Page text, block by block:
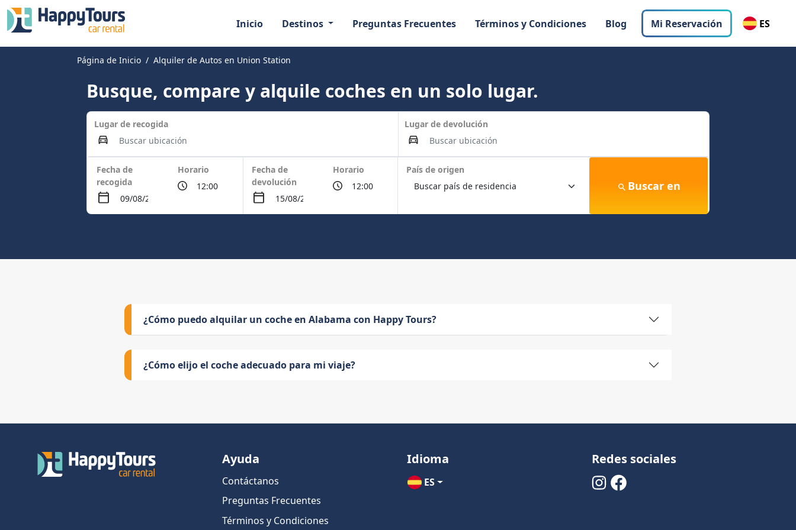
Inicio Destinos Preguntas Frecuentes Términos y Condiciones Blog Mi Reservación ES
Página de Inicio Alquiler de Autos en Union Station
Busque, compare y alquile coches en un solo lugar.
Lugar de recogida Lugar de devolución
Fecha de
recogida
Horario
Fecha de
devolución
Horario País de origen
Buscar en
¿Cómo puedo alquilar un coche en Alabama con Happy Tours?
¿Cómo elijo el coche adecuado para mi viaje?
Ayuda
Contáctanos
Preguntas Frecuentes
Términos y Condiciones
Idioma
ES
Redes sociales